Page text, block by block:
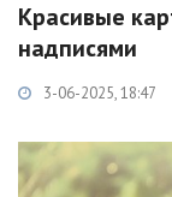
Красивые
надписями
3-06-2025, 18:47